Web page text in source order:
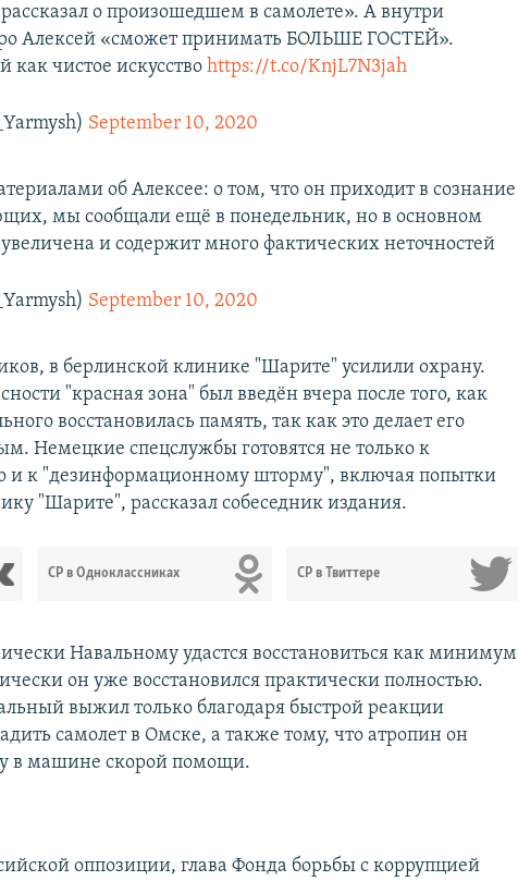
о произошедшем в самолете». А внутри
Алексей «сможет принимать БОЛЬШЕ ГОСТЕЙ».
как чистое искусствоhttps://t.co/KnjL7N3jah
September 10, 2020
об Алексее: о том, что он приходит в сознание
мы сообщали ещё в понедельник, но в основном
и содержит много фактических неточностей
September 10, 2020
в берлинской клинике "Шарите" усилили охрану.
"красная зона" был введён вчера после того, как
восстановилась память, так как это делает его
Немецкие спецслужбы готовятся не только к
и к "дезинформационному шторму", включая попытки
"Шарите", рассказал собеседник издания.
СР в Одноклассниках СР в Твиттере
Навальному удастся восстановиться как минимум
он уже восстановился практически полностью.
выжил только благодаря быстрой реакции
самолет в Омске, а также тому, что атропин он
в машине скорой помощи.
оппозиции, глава Фонда борьбы с коррупцией